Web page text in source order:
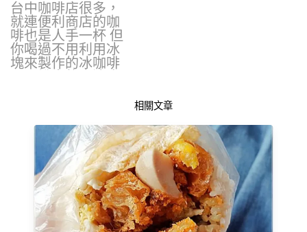
台中咖啡店很多，
就連便利商店的咖
啡也是人手一杯 但
你喝過不用利用冰
塊來製作的冰咖啡
相關文章